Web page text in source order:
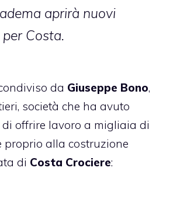
aprirà nuovi
Costa.
da Giuseppe Bono,
società che ha avuto
di offrire lavoro a migliaia di
proprio alla costruzione
di Costa Crociere: